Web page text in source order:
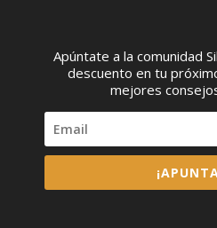
Apúntate a la comunidad
descuento en tu
mejores